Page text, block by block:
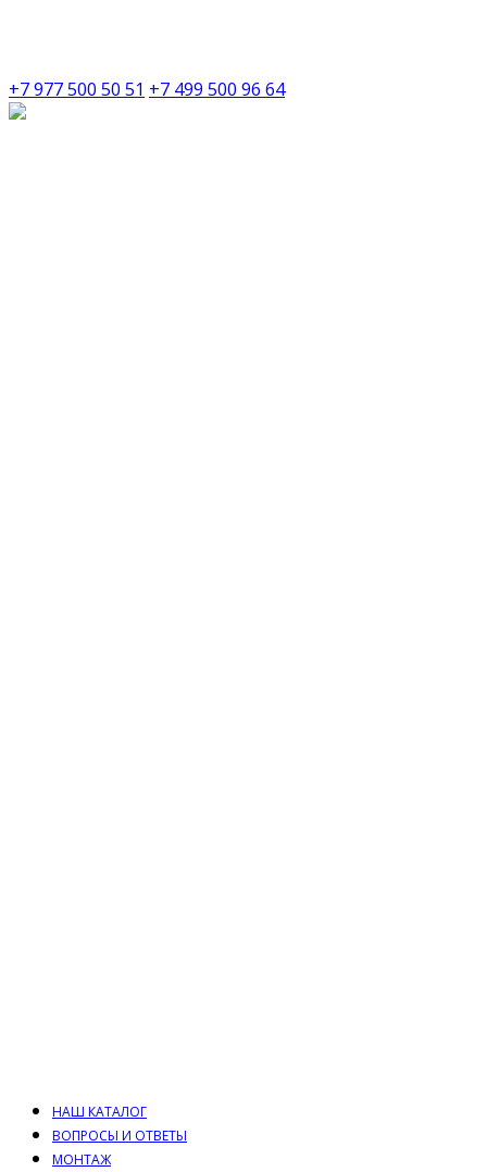
+7 977 500 50 51 +7 499 500 96 64
НАШ КАТАЛОГ
ВОПРОСЫ И ОТВЕТЫ
МОНТАЖ